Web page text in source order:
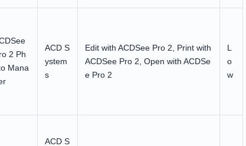
2 Ph
Mana
ACD S
ystem
s
Edit with ACDSee Pro 2, Print with
ACDSee Pro 2, Open with ACDSe
e Pro 2
L
o
w
ACD S